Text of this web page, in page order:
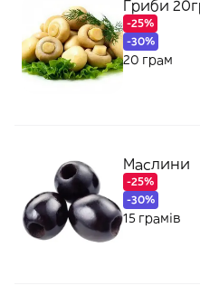
Гриби
-25%
-30%
20 грам
Маслини
-25%
-30%
15 грамів